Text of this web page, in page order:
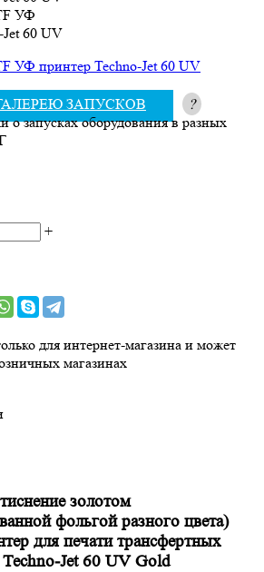
ЗАПУСКОВ
?
о запусках оборудования в разных
+
для интернет-магазина и может
магазинах
золотом
фольгой разного цвета)
для печати трансфертных
Jet 60 UV Gold